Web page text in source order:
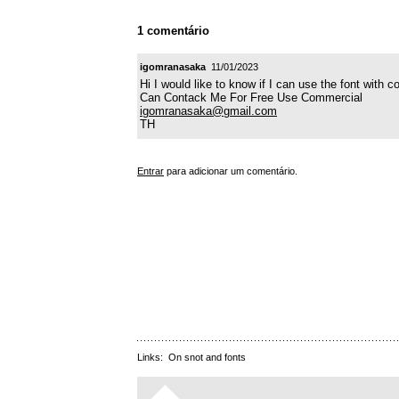
1 comentário
igomranasaka 11/01/2023
Hi I would like to know if I can use the font with
Can Contack Me For Free Use Commercial
igomranasaka@gmail.com
TH
Entrar para adicionar um comentário.
Links: On snot and fonts